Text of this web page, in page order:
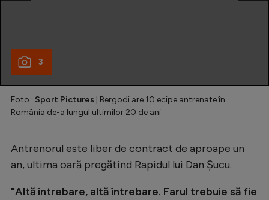
3
Foto : Sport Pictures | Bergodi are 10 ecipe antrenate în
România de-a lungul ultimilor 20 de ani
Antrenorul este liber de contract de aproape un
an, ultima oară pregătind Rapidul lui Dan Șucu.
"Altă întrebare, altă întrebare. Farul trebuie să fie